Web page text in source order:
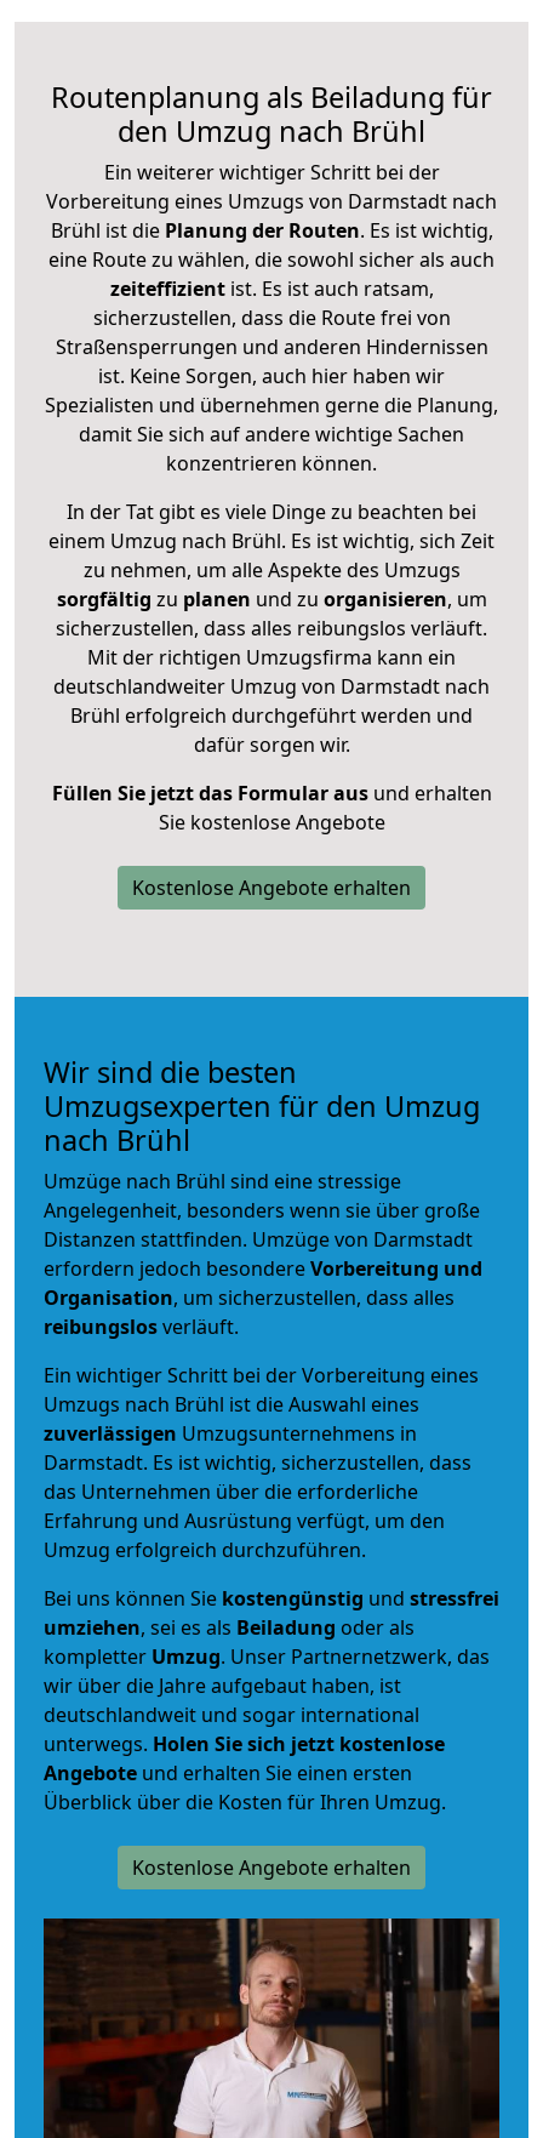
Routenplanung als Beiladung für
den Umzug nach Brühl
Ein weiterer wichtiger Schritt bei der
Vorbereitung eines Umzugs von Darmstadt nach
Brühl ist diePlanung der Routen. Es ist wichtig,
eine Route zu wählen, die sowohl sicher als auch
zeiteffizientist. Es ist auch ratsam,
sicherzustellen, dass die Route frei von
Straßensperrungen und anderen Hindernissen
ist. Keine Sorgen, auch hier haben wir
Spezialisten und übernehmen gerne die Planung,
damit Sie sich auf andere wichtige Sachen
konzentrieren können.
In der Tat gibt es viele Dinge zu beachten bei
einem Umzug nach Brühl. Es ist wichtig, sich Zeit
zu nehmen, um alle Aspekte des Umzugs
sorgfältig zu planen und zu organisieren, um
sicherzustellen, dass alles reibungslos verläuft.
Mit der richtigen Umzugsfirma kann ein
deutschlandweiter Umzug von Darmstadt nach
Brühl erfolgreich durchgeführt werden und
dafür sorgen wir.
Füllen Sie jetzt das Formular ausund erhalten
Sie kostenlose Angebote
Kostenlose Angebote erhalten
Wir sind die besten
Umzugsexperten für den Umzug
nach Brühl
Umzüge nach Brühl sind eine stressige
Angelegenheit, besonders wenn sie über große
Distanzen stattfinden. Umzüge von Darmstadt
erfordern jedoch besondereVorbereitung und
Organisation, um sicherzustellen, dass alles
reibungslosverläuft.
Ein wichtiger Schritt bei der Vorbereitung eines
Umzugs nach Brühl ist die Auswahl eines
zuverlässigen Umzugsunternehmens in
Darmstadt. Es ist wichtig, sicherzustellen, dass
das Unternehmen über die erforderliche
Erfahrung und Ausrüstung verfügt, um den
Umzug erfolgreich durchzuführen.
Bei uns können Sie kostengünstig und stressfrei
umziehen, sei es als Beiladung oder als
kompletter Umzug. Unser Partnernetzwerk, das
wir über die Jahre aufgebaut haben, ist
deutschlandweit und sogar international
unterwegs. Holen Sie sich jetzt kostenlose
Angebote und erhalten Sie einen ersten
Überblick über die Kosten für Ihren Umzug.
Kostenlose Angebote erhalten